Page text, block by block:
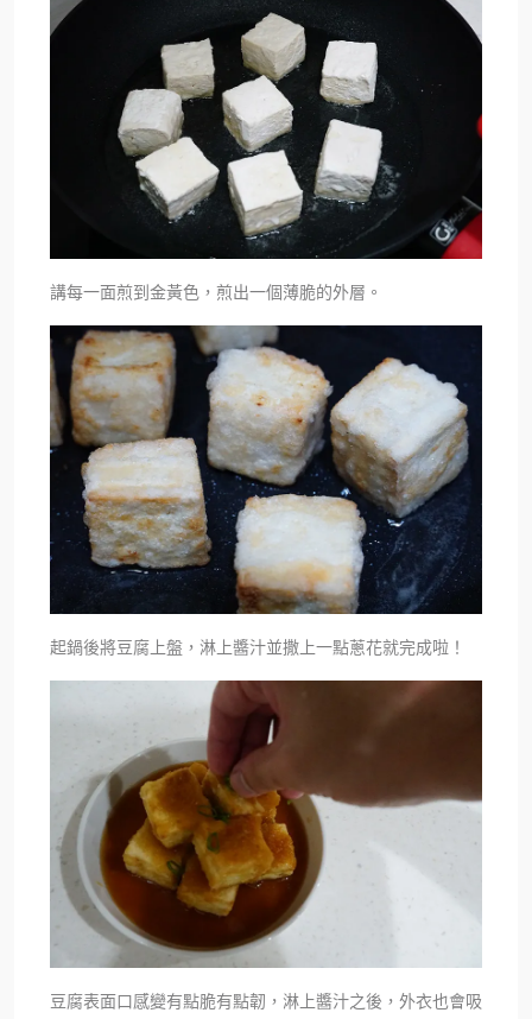
講每一面煎到金黃色，煎出一個薄脆的外層。
起鍋後將豆腐上盤，淋上醬汁並撒上一點蔥花就完成啦！
豆腐表面口感變有點脆有點韌，淋上醬汁之後，外衣也會吸